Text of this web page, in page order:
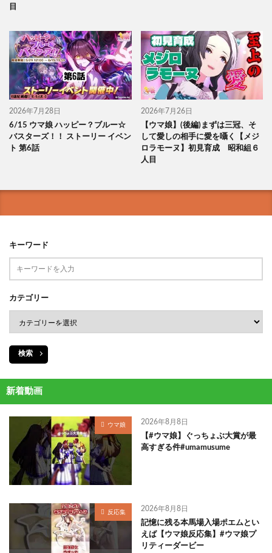
目
2026年7月28日
6/15 ウマ娘 ハッピー？ブルー☆
バスターズ！！ ストーリー イベン
ト 第6話
2026年7月26日
【ウマ娘】(後編)まずは三冠、そ
して愛しの相手に愛を囁く【メジ
ロラモーヌ】初見育成 昭和組６
人目
キーワード
カテゴリー
検索
新着動画
ウマ娘 2026年8月8日
【#ウマ娘】ぐっちょぶ大賞が最
高すぎる件#umamusume
反応集 2026年8月8日
記憶に残る本馬場入場ポエムとい
えば【ウマ娘反応集】#ウマ娘プ
リティーダービー